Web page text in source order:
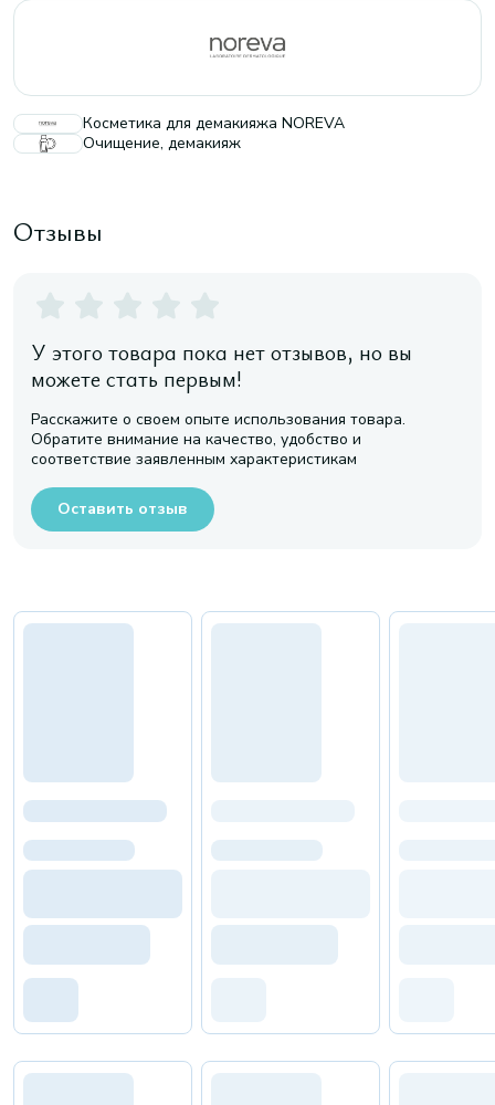
Косметика для демакияжа NOREVA
Очищение, демакияж
Отзывы
У этого товара пока нет отзывов, но вы
можете стать первым!
Расскажите о своем опыте использования товара.
Обратите внимание на качество, удобство и
соответствие заявленным характеристикам
Оставить отзыв